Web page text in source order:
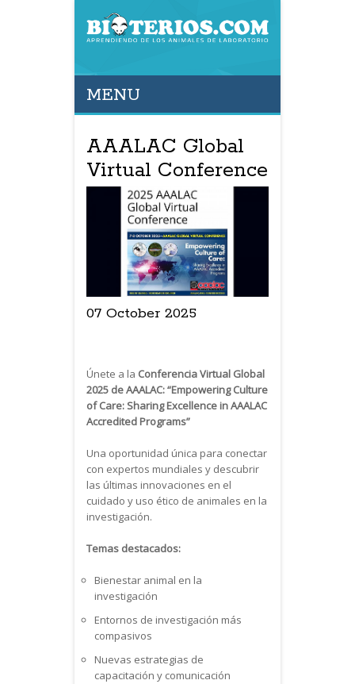
MENU
AAALAC Global
Virtual Conference
07 October 2025
Únete a la Conferencia Virtual Global
2025 de AAALAC: “Empowering Culture
of Care: Sharing Excellence in AAALAC
Accredited Programs”
Una oportunidad única para conectar
con expertos mundiales y descubrir
las últimas innovaciones en el
cuidado y uso ético de animales en la
investigación.
Temas destacados:
Bienestar animal en la
investigación
Entornos de investigación más
compasivos
Nuevas estrategias de
capacitación y comunicación